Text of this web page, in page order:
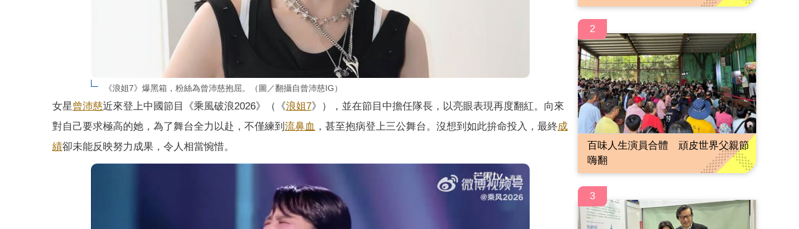
《浪姐7》爆黑箱，粉絲為曾沛慈抱屈。（圖／翻攝自曾沛慈IG）
女星曾沛慈近來登上中國節目《乘風破浪2026》（《浪姐7》），並在節目中擔任隊長，以亮眼表現再度翻紅。向來
對自己要求極高的她，為了舞台全力以赴，不僅練到 流鼻血 ，甚至抱病登上三公舞台。沒想到如此拚命投入，最終成
績卻未能反映努力成果，令人相當惋惜。
2
百味人生演員合體 頑皮世界父親節
嗨翻
3